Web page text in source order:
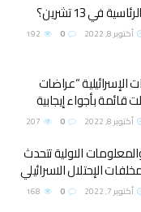
في 13 تشرين؟
أكتوبر 8, 2022
الإسرائيلية “عراضات
قائمة بأجواء إيجابية
أكتوبر 8, 2022
الاولية تتحدث
الإحتلال الاسرائيلي
أكتوبر 7, 2022